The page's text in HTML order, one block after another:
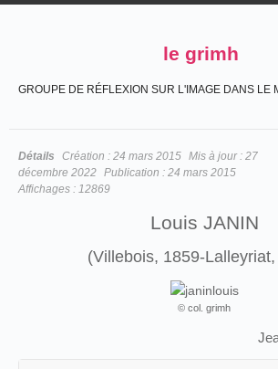
le grimh
GROUPE DE RÉFLEXION SUR L'IMAGE DANS LE
Détails Création : 24 mars 2015 Mis à jour : 27
décembre 2022 Publication : 24 mars 2015
Affichages : 12869
Louis JANIN
(Villebois, 1859-
© col. grimh